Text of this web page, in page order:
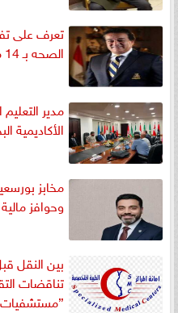
تعرف على
الصحه بـ 14 محافظه
مدير
الأكاديمية
مخابز
وحوافز
بين النقل
تناقضات